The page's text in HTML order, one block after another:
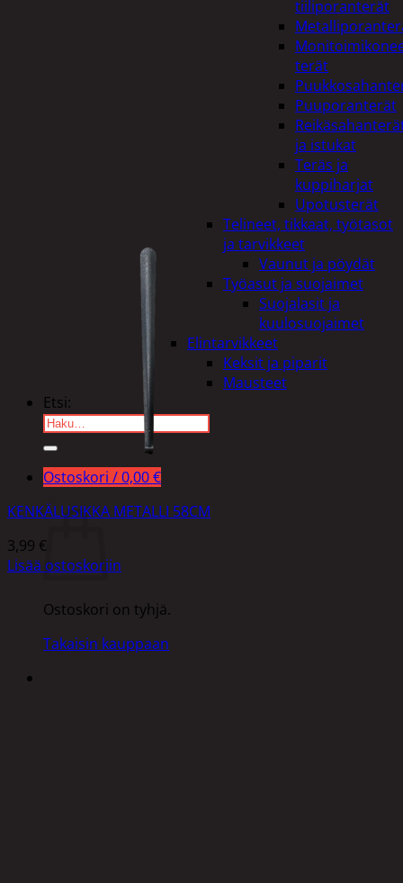
tiiliporanterät
terät
Puuporanterät
ja istukat
Teräs ja
kuppiharjat
Upotusterät
Telineet, tikkaat, työtasot
ja tarvikkeet
Vaunut ja pöydät
Työasut ja suojaimet
Suojalasit ja
kuulosuojaimet
Elintarvikkeet
Keksit ja piparit
Mausteet
Etsi:
Ostoskori /0,00€
Ostoskori
Ostoskori on tyhjä.
Takaisin kauppaan
KENKÄLUSIKKA METALLI 58CM
3,99 €
Lisää ostoskoriin